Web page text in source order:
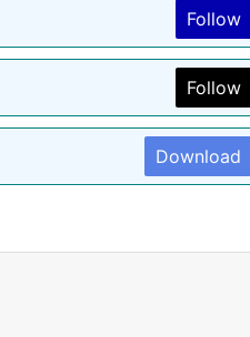
Follow
Follow
Download